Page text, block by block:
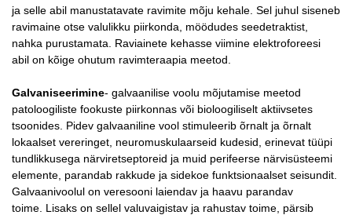
ja selle abil manustatavate ravimite mõju kehale. Sel juhul siseneb
ravimaine otse valulikku piirkonda, möödudes seedetraktist,
nahka purustamata. Raviainete kehasse viimine elektroforeesi
abil on kõige ohutum ravimteraapia meetod.
Galvaniseerimine- galvaanilise voolu mõjutamise meetod
patoloogiliste fookuste piirkonnas või bioloogiliselt aktiivsetes
tsoonides. Pidev galvaaniline vool stimuleerib õrnalt ja õrnalt
lokaalset vereringet, neuromuskulaarseid kudesid, erinevat tüüpi
tundlikkusega närviretseptoreid ja muid perifeerse närvisüsteemi
elemente, parandab rakkude ja sidekoe funktsionaalset seisundit.
Galvaanivoolul on veresooni laiendav ja haavu parandav
toime. Lisaks on sellel valuvaigistav ja rahustav toime, pärsib